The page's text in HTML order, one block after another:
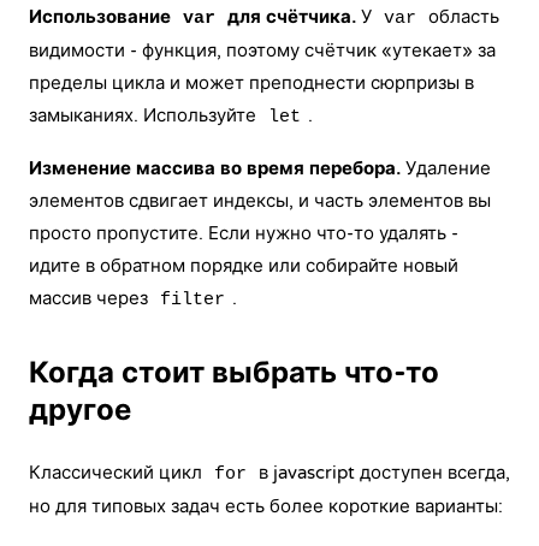
Использование var для счётчика. У var
область
видимости - функция, поэтому счётчик «утекает» за
пределы цикла и может преподнести сюрпризы в
замыканиях. Используйте let .
Изменение массива во время перебора. Удаление
элементов сдвигает индексы, и часть элементов вы
просто пропустите. Если нужно что-то удалять -
идите в обратном порядке или собирайте новый
массив через
filter .
Когда стоит выбрать что-то
другое
Классический цикл for
в javascript доступен всегда,
но для типовых задач есть более короткие варианты: